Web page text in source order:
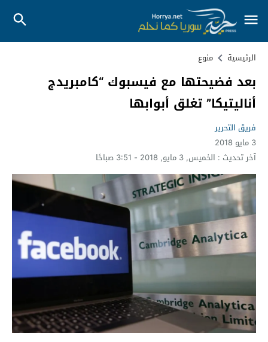
الرئيسية منوع
بعد فضيحتها مع فيسبوك “كامبريدج
أناليتيكا” تغلق أبوابها
فريق التحرير
3 مايو 2018
آخر تحديث : الخميس, 3 مايو, 2018 - 3:51 صباحًا